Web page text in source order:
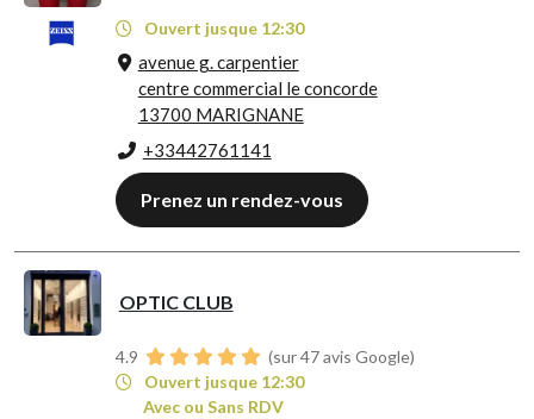
Ouvert jusque 12:30
avenue g. carpentier
centre commercial le concorde
13700 MARIGNANE
+33442761141
Prenez un rendez-vous
OPTIC CLUB
4.9
(sur 47 avis Google)
Ouvert jusque 12:30
Avec ou Sans RDV